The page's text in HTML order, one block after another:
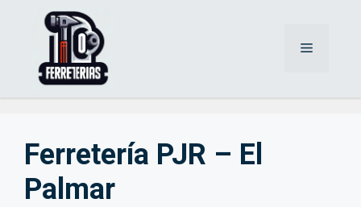
Menú
Ferretería PJR – El
Palmar